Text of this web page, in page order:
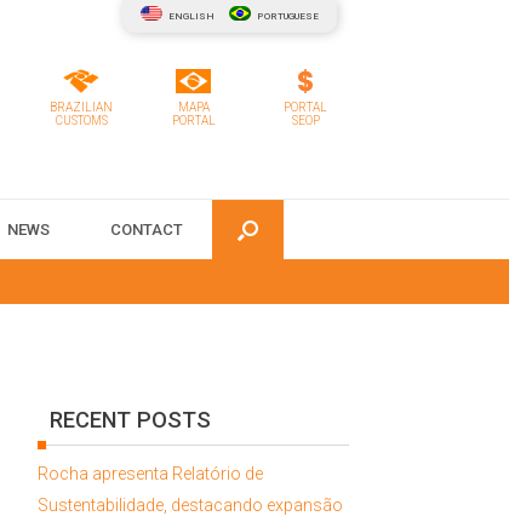
ENGLISH PORTUGUESE
BRAZILIAN
CUSTOMS
MAPA
PORTAL
PORTAL
SEOP
NEWS CONTACT
RECENT POSTS
Rocha apresenta Relatório de
Sustentabilidade, destacando expansão